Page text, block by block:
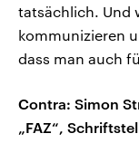
tatsächlich. Und
kommunizieren
dass man auch
Contra: Simon
„FAZ“,